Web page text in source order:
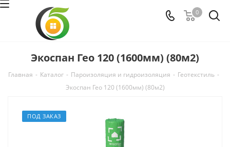
0
Экоспан Гео 120 (1600мм) (80м2)
Главная - Каталог - Пароизоляция и гидроизоляция - Геотекстиль -
Экоспан Гео 120 (1600мм) (80м2)
ПОД ЗАКАЗ